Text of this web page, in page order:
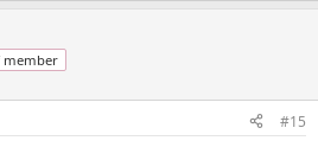
member
#15